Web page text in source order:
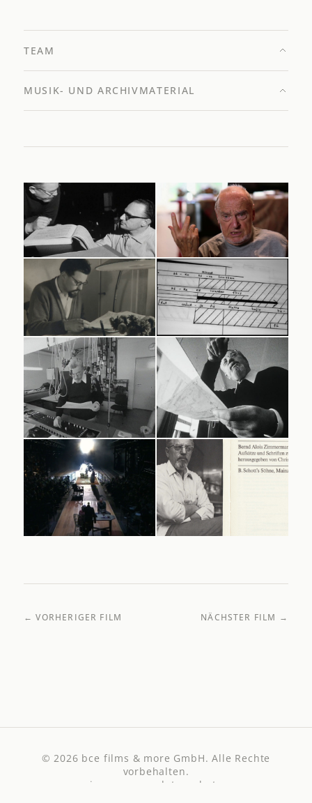
TEAM
MUSIK- UND ARCHIVMATERIAL
← VORHERIGER FILM NÄCHSTER FILM →
© 2026 bce films & more GmbH. Alle Rechte
vorbehalten.
impressum
datenschutz